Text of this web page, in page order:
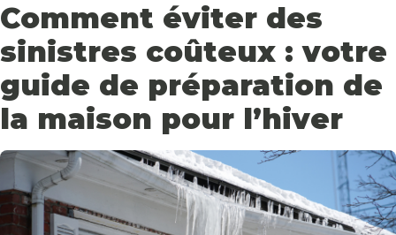
Comment éviter des
sinistres coûteux : votre
guide de préparation de
la maison pour l’hiver